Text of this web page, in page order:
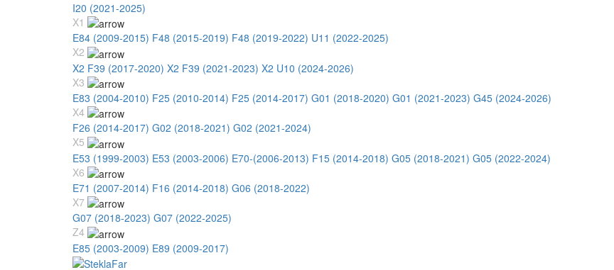
I20 (2021-2025)
X1
E84 (2009-2015) F48 (2015-2019) F48 (2019-2022) U11 (2022-2025)
X2
X2 F39 (2017-2020) X2 F39 (2021-2023) X2 U10 (2024-2026)
X3
E83 (2004-2010) F25 (2010-2014) F25 (2014-2017) G01 (2018-2020) G01 (2021-2023) G45 (2024-2026)
X4
F26 (2014-2017) G02 (2018-2021) G02 (2021-2024)
X5
E53 (1999-2003) E53 (2003-2006) E70-(2006-2013) F15 (2014-2018) G05 (2018-2021) G05 (2022-2024)
X6
E71 (2007-2014) F16 (2014-2018) G06 (2018-2022)
X7
G07 (2018-2023) G07 (2022-2025)
Z4
E85 (2003-2009) E89 (2009-2017)